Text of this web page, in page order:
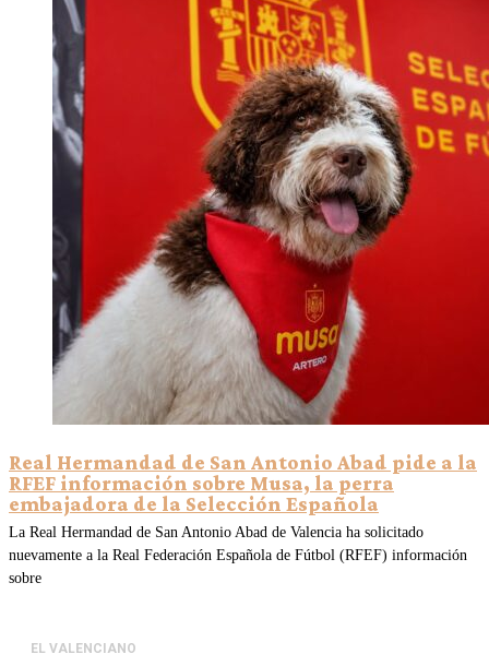
Real Hermandad de San Antonio Abad pide a la
RFEF información sobre Musa, la perra
embajadora de la Selección Española
La Real Hermandad de San Antonio Abad de Valencia ha solicitado
nuevamente a la Real Federación Española de Fútbol (RFEF) información
sobre
EL VALENCIANO